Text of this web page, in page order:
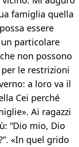
famiglia quella
essere
particolare
non possono
le restrizioni
a loro va il
Cei perché
Ai ragazzi
“Dio mio, Dio
«In quel grido